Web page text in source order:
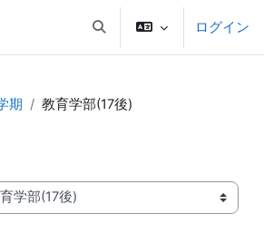
検索入力に切り替えるログイン
期 教育学部(17後)